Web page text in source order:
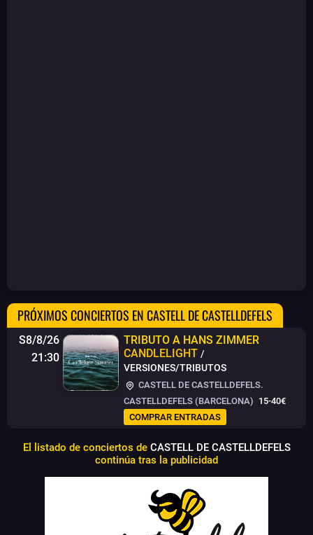
PRÓXIMOS CONCIERTOS EN CASTELL DE CASTELLDEFELS
S8/8/26
21:30
TRIBUTO A HANS ZIMMER
CANDLELIGHT /
VERSIONES/TRIBUTOS
CASTELL DE CASTELLDEFELS.
CASTELLDEFELS (BARCELONA) 15-40€
COMPRAR ENTRADAS
El listado de conciertos de CASTELL DE CASTELLDEFELS
continúa tras la publicidad